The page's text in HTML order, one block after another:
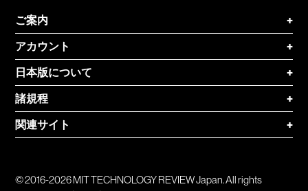
ご案内
+
アカウント
+
日本版について
+
諸規程
+
関連サイト
+
© 2016-2026 MIT TECHNOLOGY REVIEW Japan. All rights